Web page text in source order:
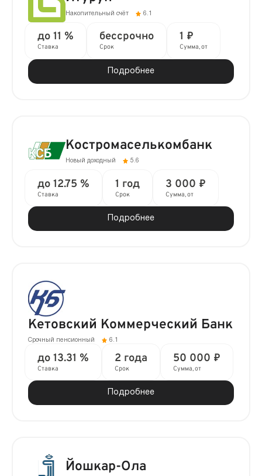
Накопительный счёт 6.1
до 11 %
Ставка
бессрочно
Срок
1 ₽
Сумма, от
Подробнее
Костромаселькомбанк
Новый доходный 5.6
до 12.75 %
Ставка
1 год
Срок
3 000 ₽
Сумма, от
Подробнее
Кетовский Коммерческий Банк
Срочный пенсионный 6.1
до 13.31 %
Ставка
2 года
Срок
50 000 ₽
Сумма, от
Подробнее
Йошкар-Ола